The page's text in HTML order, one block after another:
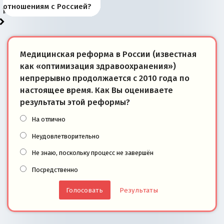
моря
победители
«переобувании» хозяев
суверенной экономике
Анкориджа
внутренней политике
отношениям с Россией?
Медицинская реформа в России (известная
как «оптимизация здравоохранения»)
непрерывно продолжается с 2010 года по
настоящее время. Как Вы оцениваете
результаты этой реформы?
На отлично
Неудовлетворительно
Не знаю, поскольку процесс не завершён
Посредственно
Результаты